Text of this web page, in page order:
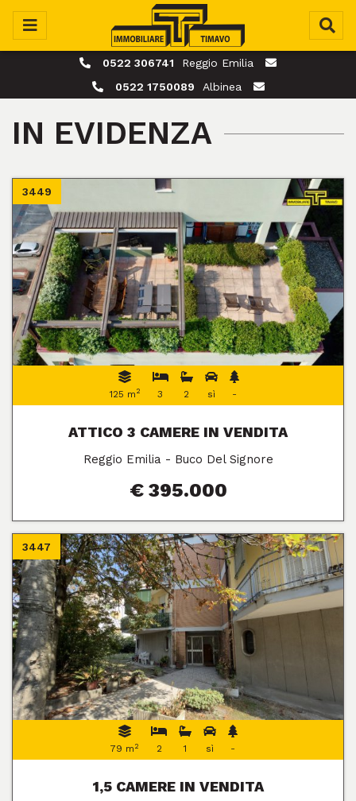
0522 306741
Reggio Emilia
0522 1750089
Albinea
IN EVIDENZA
3449
125 m 2 3 2 sì -
ATTICO 3 CAMERE IN VENDITA
Reggio Emilia - Buco Del Signore
€ 395.000
3447
79 m 2 2 1 sì -
1,5 CAMERE IN VENDITA